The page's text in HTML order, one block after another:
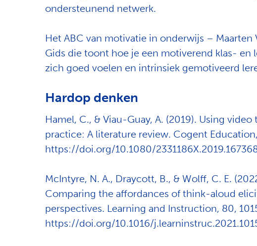
ondersteunend netwerk.
Het ABC van motivatie in onderwijs – Maarten
Gids die toont hoe je een motiverend klas- en
zich goed voelen en intrinsiek gemotiveerd
Hardop denken
Hamel, C., & Viau-Guay, A. (2019). Using
practice: A literature review. Cogent
https://doi.org/10.1080/
McIntyre, N. A., Draycott, B., & Wolff, C. E.
Comparing the affordances of think-aloud
perspectives. Learning and Instruction, 80,
https://doi.org/10.1016/